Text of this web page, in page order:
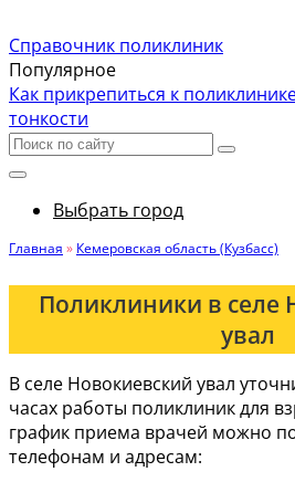
Справочник поликлиник
Популярное
Как прикрепиться к
тонкости
Выбрать город
Главная » Кемеровская область (Кузбасс)
Поликлиники в селе
увал
В селе Новокиевский увал
часах работы поликлиник для
график приема врачей можно
телефонам и адресам: